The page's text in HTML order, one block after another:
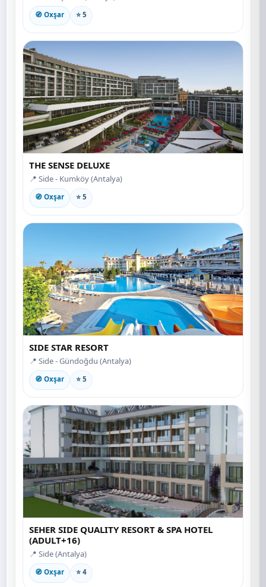
🧭 Oxşar ⭐ 5
THE SENSE DELUXE
📍 Side - Kumköy (Antalya)
🧭 Oxşar ⭐ 5
SIDE STAR RESORT
📍 Side - Gündoğdu (Antalya)
🧭 Oxşar ⭐ 5
SEHER SIDE QUALITY RESORT & SPA HOTEL
(ADULT+16)
📍 Side (Antalya)
🧭 Oxşar ⭐ 4